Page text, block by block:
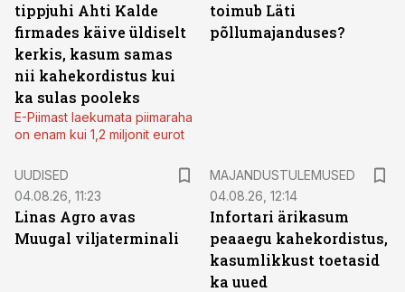
tippjuhi Ahti Kalde
firmades käive üldiselt
kerkis, kasum samas
nii kahekordistus kui
ka sulas pooleks
E-Piimast laekumata piimaraha
on enam kui 1,2 miljonit eurot
toimub Läti
põllumajanduses?
UUDISED
04.08.26, 11:23
Linas Agro avas
Muugal viljaterminali
MAJANDUSTULEMUSED
04.08.26, 12:14
Infortari ärikasum
peaaegu kahekordistus,
kasumlikkust toetasid
ka uued